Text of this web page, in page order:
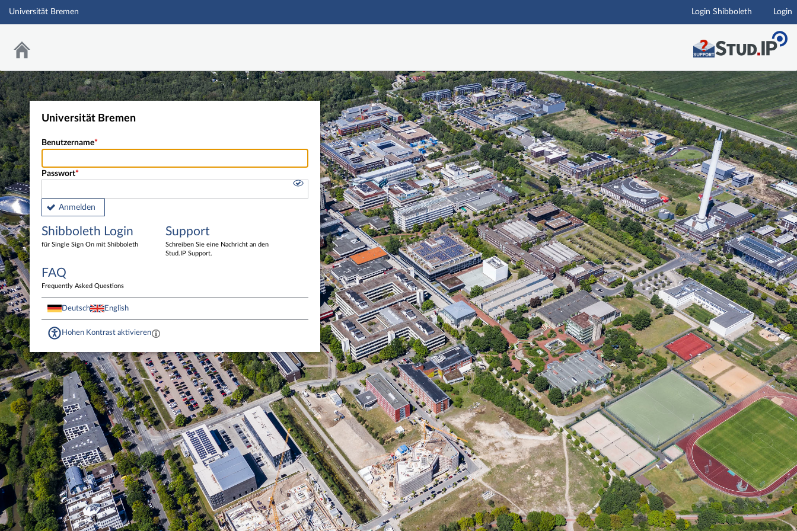
Hauptnavigation
Universität Bremen Login Shibboleth Login
Universität Bremen
Benutzername
Passwort
Anmelden
Shibboleth Login
für Single Sign On mit Shibboleth
Support
Schreiben Sie eine Nachricht an den
Stud.IP Support.
FAQ
Frequently Asked Questions
Deutsch English
Hohen Kontrast aktivieren